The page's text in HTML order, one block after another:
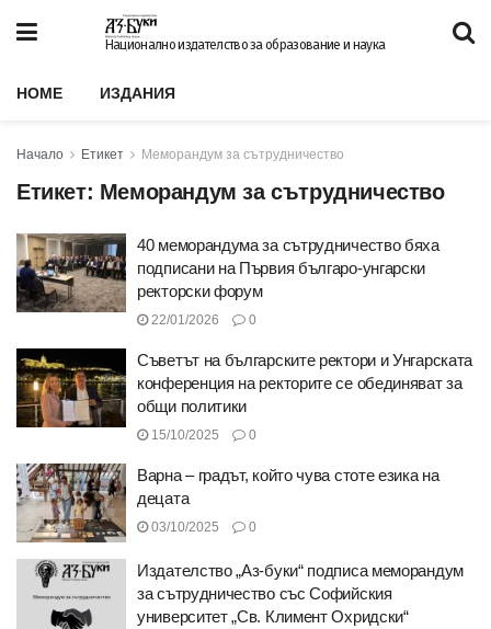
Национално издателство за образование и наука
HOME ИЗДАНИЯ
Начало Етикет Меморандум за сътрудничество
Етикет: Меморандум за сътрудничество
40 меморандума за сътрудничество бяха
подписани на Първия българо-унгарски
ректорски форум
22/01/2026 0
Съветът на българските ректори и Унгарската
конференция на ректорите се обединяват за
общи политики
15/10/2025 0
Варна – градът, който чува стоте езика на
децата
03/10/2025 0
Издателство „Аз-буки“ подписа меморандум
за сътрудничество със Софийския
университет „Св. Климент Охридски“